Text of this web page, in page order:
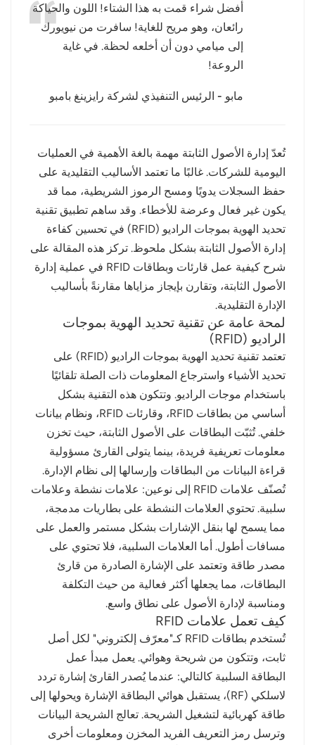
عربي
日语
Melayu
Polski
แบบไทย
Tiếng Việt
Indonesia
norsk
magyar
أفضل شراء قمت به هذا الشتاء! اللون والحياكة
رائعان، وهو مريح للغاية! سافرت من نيويورك
إلى ميامي دون أن أخلعه لحظة. في غاية
الروعة!
مابو - الرئيس التنفيذي لشركة رايزينغ بامبو
تُعدّ إدارة الأصول الثابتة مهمة بالغة الأهمية في العمليات
اليومية للشركات. غالبًا ما تعتمد الأساليب التقليدية على
حفظ السجلات يدويًا ومسح الرموز الشريطية، مما قد
يكون غير فعال وعرضة للأخطاء. وقد ساهم تطبيق تقنية
تحديد الهوية بموجات الراديو (RFID) في تحسين كفاءة
إدارة الأصول الثابتة بشكل ملحوظ. تركز هذه المقالة على
شرح كيفية عمل قارئات وبطاقات RFID في عملية إدارة
الأصول الثابتة، وتقارن بإيجاز مزاياها مقارنةً بأساليب
الإدارة التقليدية.
لمحة عامة عن تقنية تحديد الهوية بموجات
الراديو (RFID)
تعتمد تقنية تحديد الهوية بموجات الراديو (RFID) على
تحديد الأشياء واسترجاع المعلومات ذات الصلة تلقائيًا
باستخدام موجات الراديو. وتتكون هذه التقنية بشكل
أساسي من بطاقات RFID، وقارئات RFID، ونظام بيانات
خلفي. تُثبّت البطاقات على الأصول الثابتة، حيث تخزن
معلومات تعريفية فريدة، بينما يتولى القارئ مسؤولية
قراءة البيانات من البطاقات وإرسالها إلى نظام الإدارة.
تُصنّف علامات RFID إلى نوعين: علامات نشطة وعلامات
سلبية. تحتوي العلامات النشطة على بطاريات مدمجة،
مما يسمح لها بنقل الإشارات بشكل مستمر والعمل على
مسافات أطول. أما العلامات السلبية، فلا تحتوي على
مصدر طاقة وتعتمد على الإشارة الصادرة من قارئ
البطاقات، مما يجعلها أكثر فعالية من حيث التكلفة
ومناسبة لإدارة الأصول على نطاق واسع.
كيف تعمل علامات RFID
تُستخدم بطاقات RFID كـ"معرّف إلكتروني" لكل أصل
ثابت، وتتكون من شريحة وهوائي. يعمل مبدأ عمل
البطاقة السلبية كالتالي: عندما يُصدر القارئ إشارة تردد
لاسلكي (RF)، يستقبل هوائي البطاقة الإشارة ويحولها إلى
طاقة كهربائية لتشغيل الشريحة. تعالج الشريحة البيانات
وترسل رمز التعريف الفريد المخزن ومعلومات أخرى